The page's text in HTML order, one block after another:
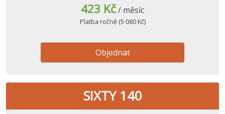
423 Kč/ měsíc
Platba ročně (5 080 Kč)
Objednat
SIXTY 140